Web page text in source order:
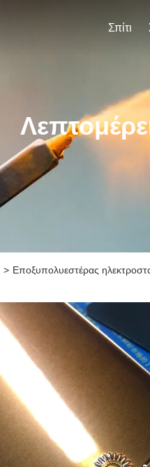
Σπίτι
> Εποξυπολυεστέρας